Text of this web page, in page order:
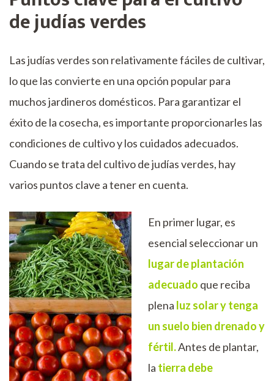
de judías verdes
Las judías verdes son relativamente fáciles de cultivar,
lo que las convierte en una opción popular para
muchos jardineros domésticos. Para garantizar el
éxito de la cosecha, es importante proporcionarles las
condiciones de cultivo y los cuidados adecuados.
Cuando se trata del cultivo de judías verdes, hay
varios puntos clave a tener en cuenta.
En primer lugar, es
esencial seleccionar un
lugar de plantación
adecuado que reciba
plena luz solar y tenga
un suelo bien drenado y
fértil.Antes de plantar,
la tierra debe